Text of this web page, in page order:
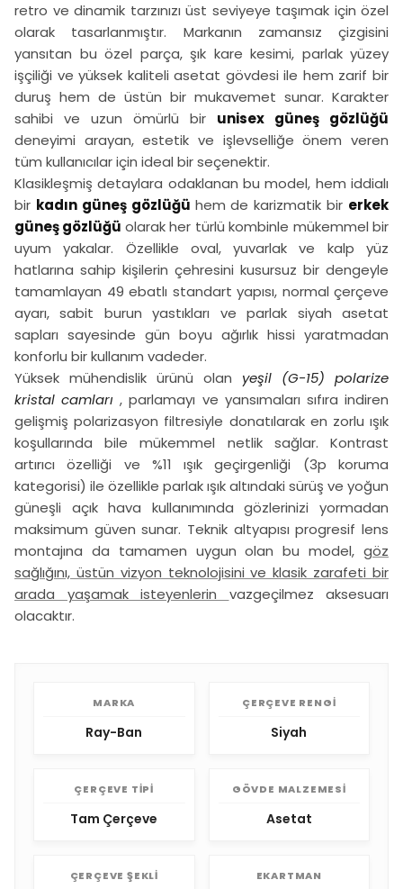
retro ve dinamik tarzınızı üst seviyeye taşımak için özel
olarak tasarlanmıştır. Markanın zamansız çizgisini
yansıtan bu özel parça, şık kare kesimi, parlak yüzey
işçiliği ve yüksek kaliteli asetat gövdesi ile hem zarif bir
duruş hem de üstün bir mukavemet sunar. Karakter
sahibi ve uzun ömürlü bir unisex güneş gözlüğü
deneyimi arayan, estetik ve işlevselliğe önem veren
tüm kullanıcılar için ideal bir seçenektir.
Klasikleşmiş detaylara odaklanan bu model, hem iddialı
bir kadın güneş gözlüğü hem de karizmatik bir erkek
güneş gözlüğü olarak her türlü kombinle mükemmel bir
uyum yakalar. Özellikle oval, yuvarlak ve kalp yüz
hatlarına sahip kişilerin çehresini kusursuz bir dengeyle
tamamlayan 49 ebatlı standart yapısı, normal çerçeve
ayarı, sabit burun yastıkları ve parlak siyah asetat
sapları sayesinde gün boyu ağırlık hissi yaratmadan
konforlu bir kullanım vadeder.
Yüksek mühendislik ürünü olan yeşil (G-15) polarize
kristal camları, parlamayı ve yansımaları sıfıra indiren
gelişmiş polarizasyon filtresiyle donatılarak en zorlu ışık
koşullarında bile mükemmel netlik sağlar. Kontrast
artırıcı özelliği ve %11 ışık geçirgenliği (3p koruma
kategorisi) ile özellikle parlak ışık altındaki sürüş ve yoğun
güneşli açık hava kullanımında gözlerinizi yormadan
maksimum güven sunar. Teknik altyapısı progresif lens
montajına da tamamen uygun olan bu model, göz
sağlığını, üstün vizyon teknolojisini ve klasik zarafeti bir
arada yaşamak isteyenlerin vazgeçilmez aksesuarı
olacaktır.
MARKA
Ray-Ban
ÇERÇEVE RENGI
Siyah
ÇERÇEVE TIPI
Tam Çerçeve
GÖVDE MALZEMESI
Asetat
ÇERÇEVE ŞEKLI EKARTMAN